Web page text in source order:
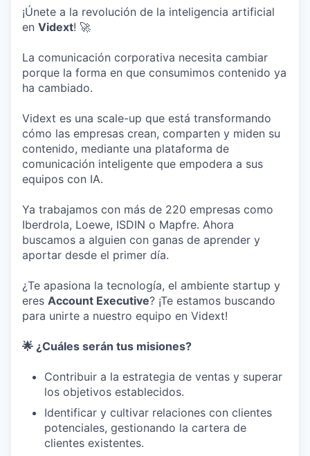
¡Únete a la revolución de la inteligencia artificial
en Vidext! 🚀
La comunicación corporativa necesita cambiar
porque la forma en que consumimos contenido ya
ha cambiado.
Vidext es una scale-up que está transformando
cómo las empresas crean, comparten y miden su
contenido, mediante una plataforma de
comunicación inteligente que empodera a sus
equipos con IA.
Ya trabajamos con más de 220 empresas como
Iberdrola, Loewe, ISDIN o Mapfre. Ahora
buscamos a alguien con ganas de aprender y
aportar desde el primer día.
¿Te apasiona la tecnología, el ambiente startup y
eres Account Executive? ¡Te estamos buscando
para unirte a nuestro equipo en Vidext!
🌟 ¿Cuáles serán tus misiones?
Contribuir a la estrategia de ventas y superar
los objetivos establecidos.
Identificar y cultivar relaciones con clientes
potenciales, gestionando la cartera de
clientes existentes.